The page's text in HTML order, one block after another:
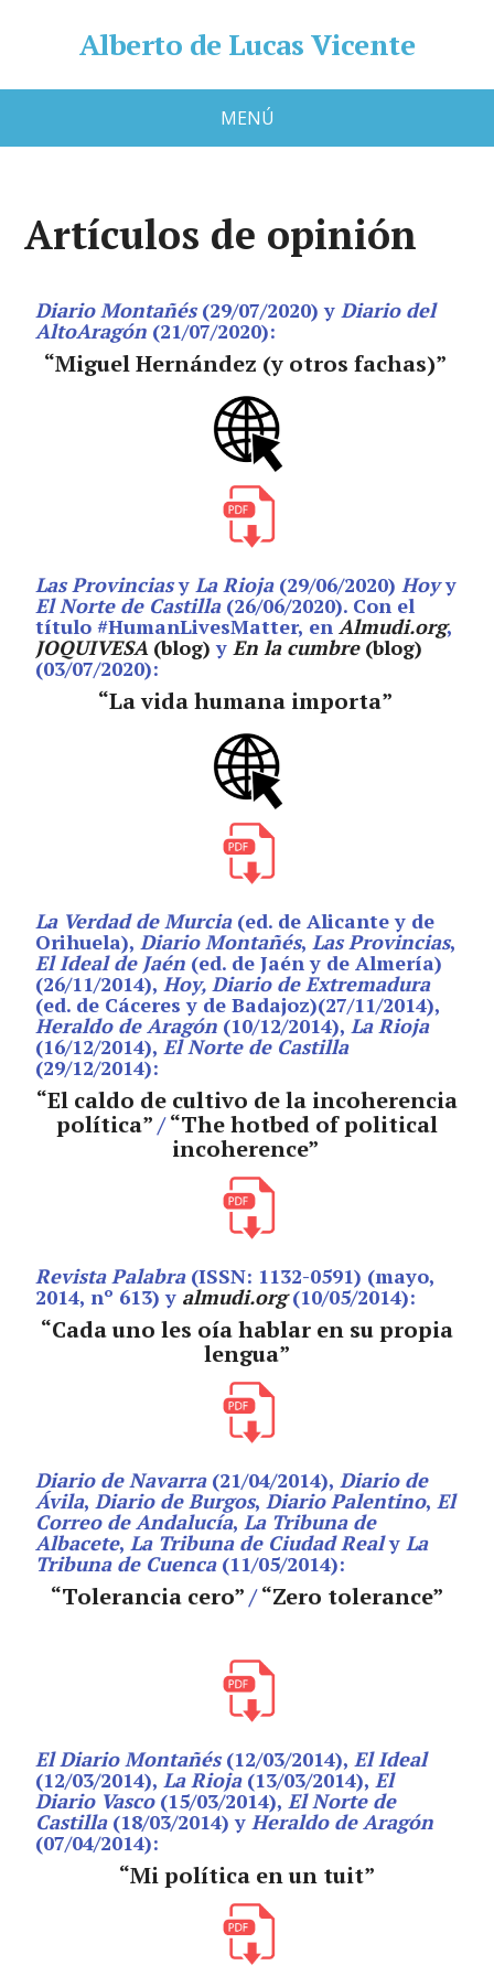
Alberto de Lucas Vicente
MENÚ
Artículos de opinión
Diario Montañés(29/07/2020) yDiario del
AltoAragón (21/07/2020):
“Miguel Hernández (y otros fachas)​”
Las Provinciasy La Rioja(29/06/2020) Hoyy
El Norte de Castilla(26/06/2020). Con el
título #HumanLivesMatter, enAlmudi.org,
JOQUIVESA (blog) y En la cumbre(blog)
(03/07/2020):
“La vida humana importa​”
La Verdad de Murcia(ed. de Alicante y de
Orihuela),Diario Montañés,Las Provincias,
El Ideal de Jaén (ed. de Jaén y de Almería)
(26/11/2014),Hoy, Diario de Extremadura
(ed. de Cáceres y de Badajoz)(27/11/2014),
Heraldo de Aragón (10/12/2014),La Rioja
(16/12/2014),El Norte de Castilla
(29/12/2014):
“El caldo de cultivo de la incoherencia
política”/“The hotbed of political
incoherence”
Revista Palabra(ISSN: 1132-0591) (mayo,
2014, nº 613) y almudi.org(10/05/2014):
“Cada uno les oía hablar en su propia
lengua”
Diario de Navarra(21/04/2014),Diario de
Ávila,Diario de Burgos,Diario Palentino,El
Correo de Andalucía,La Tribuna de
Albacete,La Tribuna de Ciudad RealyLa
Tribuna de Cuenca(11/05/2014):
“Tolerancia cero”/“Zero tolerance”
El Diario Montañés(12/03/2014), El Ideal
(12/03/2014), La Rioja(13/03/2014), El
Diario Vasco(15/03/2014), El Norte de
Castilla(18/03/2014) y Heraldo de Aragón
(07/04/2014):
“Mi política en un tuit”